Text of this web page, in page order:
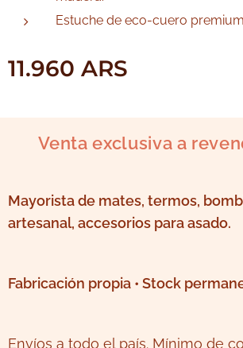
Estuche de eco-cuero
11.960 ARS
Venta exclusiva a
Mayorista de mates, termos,
artesanal, accesorios para asado.
Fabricación propia • Stock
Envíos a todo el país. Mínimo de